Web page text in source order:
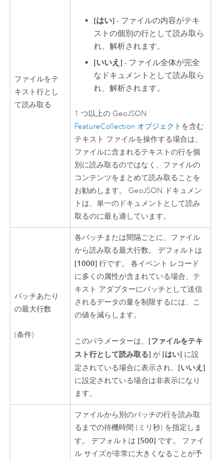
ファイルをテ
キスト行とし
て読み取る
[はい] - ファイルの内容がテキ
ストの個別の行として読み取ら
れ、解析されます。
[いいえ] - ファイル全体が完全
なドキュメントとして読み取ら
れ、解析されます。
1 つ以上の GeoJSON
FeatureCollection オブジェクト を含む
テキスト ファイルを操作する場合は、
ファイルに含まれるテキストの行を個
別に読み取るのではなく、ファイルの
コンテンツをまとめて読み取ることを
お勧めします。 GeoJSON ドキュメン
トは、単一のドキュメントとして読み
取るのに最も適しています。
バッチあたり
の最大行数
(条件)
各バッチまたは間隔ごとに、ファイル
から読み取る最大行数。 デフォルトは
[1000] 行です。 各イベント レコード
に多くの属性が含まれている場合、テ
キスト アダプターにバッチとして送信
されるデータの量を制限するには、こ
の値を減らします。
このパラメーターは、 [ファイルをテキ
スト行として読み取る] が [はい] に設
定されている場合に表示され、 [いいえ]
に設定されている場合は非表示になり
ます。
ファイルから別のバッチの行を読み取
るまでの待機時間 (ミリ秒) を指定しま
す。 デフォルトは [500] です。 ファイ
ル サイズが非常に大きくなることが予